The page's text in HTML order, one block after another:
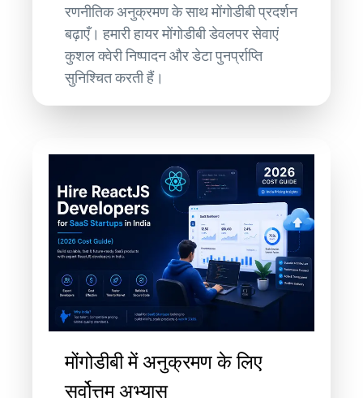
रणनीतिक अनुक्रमण के साथ मोंगोडीबी प्रदर्शन
बढ़ाएँ। हमारी हायर मोंगोडीबी डेवलपर सेवाएं
कुशल क्वेरी निष्पादन और डेटा पुनर्प्राप्ति
सुनिश्चित करती हैं।
मोंगोडीबी में अनुक्रमण के लिए
सर्वोत्तम अभ्यास